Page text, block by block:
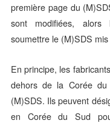
première page du
sont modifiées, alors
soumettre le (M)SDS
En principe, les
dehors de la Corée
(M)SDS. Ils peuvent
en Corée du Sud